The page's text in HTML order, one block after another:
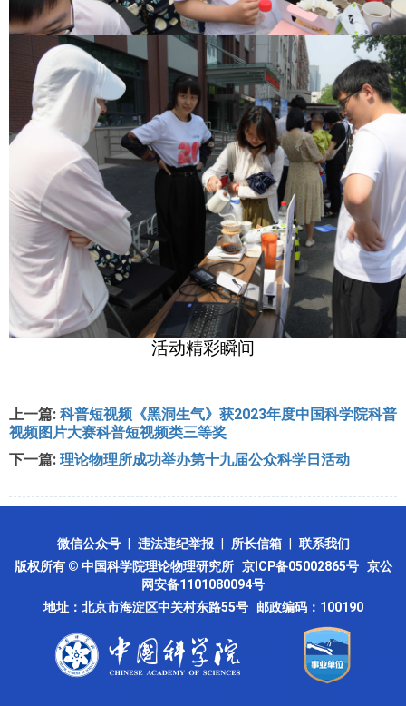
活动精彩瞬间
上一篇: 科普短视频《黑洞生气》获2023年度中国科学院科普
视频图片大赛科普短视频类三等奖
下一篇: 理论物理所成功举办第十九届公众科学日活动
微信公众号 违法违纪举报 所长信箱
联系我们
版权所有 © 中国科学院理论物理研究所 京ICP备05002865号 京公
网安备1101080094号
地址：北京市海淀区中关村东路55号 邮政编码：100190